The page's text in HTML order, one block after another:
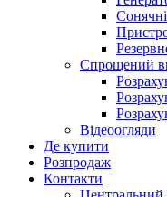
Спрощений
Відеоогляди
Де купити
Розпродаж
Контакти